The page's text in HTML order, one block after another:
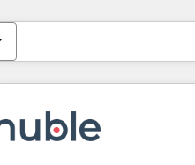
Vous êtes actuellement sur
PagePagePagePagePage